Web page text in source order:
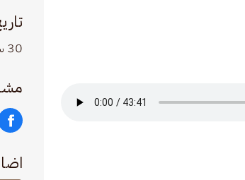
30 سبتمبر 2018